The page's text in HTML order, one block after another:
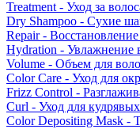
Treatment - Уход за
Dry Shampoo - Сухие
Repair -
Hydration - Увлажнение
Volume - Объем для
Color Care - Уход для
Frizz Control -
Curl - Уход для
Color Depositing Mask -